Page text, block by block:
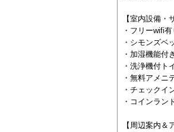
【室内設備・
・フリーwifi有
・シモンズベ
・加湿機能付
・洗浄機付ト
・無料アメニ
・チェックイ
・コインラン
【周辺案内＆